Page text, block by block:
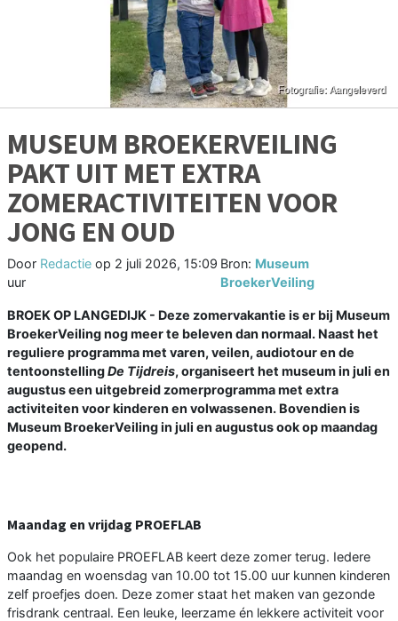
MUSEUM BROEKERVEILING
PAKT UIT MET EXTRA
ZOMERACTIVITEITEN VOOR
JONG EN OUD
Door Redactie op 2 juli 2026, 15:09
uur
Bron: Museum
BroekerVeiling
BROEK OP LANGEDIJK - Deze zomervakantie is er bij Museum
BroekerVeiling nog meer te beleven dan normaal. Naast het
reguliere programma met varen, veilen, audiotour en de
tentoonstellingDe Tijdreis, organiseert het museum in juli en
augustus een uitgebreid zomerprogramma met extra
activiteiten voor kinderen en volwassenen. Bovendien is
Museum BroekerVeiling in juli en augustus ook op maandag
geopend.
Maandag en vrijdag PROEFLAB
Ook het populaire PROEFLAB keert deze zomer terug. Iedere
maandag en woensdag van 10.00 tot 15.00 uur kunnen kinderen
zelf proefjes doen. Deze zomer staat het maken van gezonde
frisdrank centraal. Een leuke, leerzame én lekkere activiteit voor